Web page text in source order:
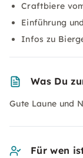
Craftbiere
Einführung
Infos zu
Was Du
Gute Laune und
Für wen